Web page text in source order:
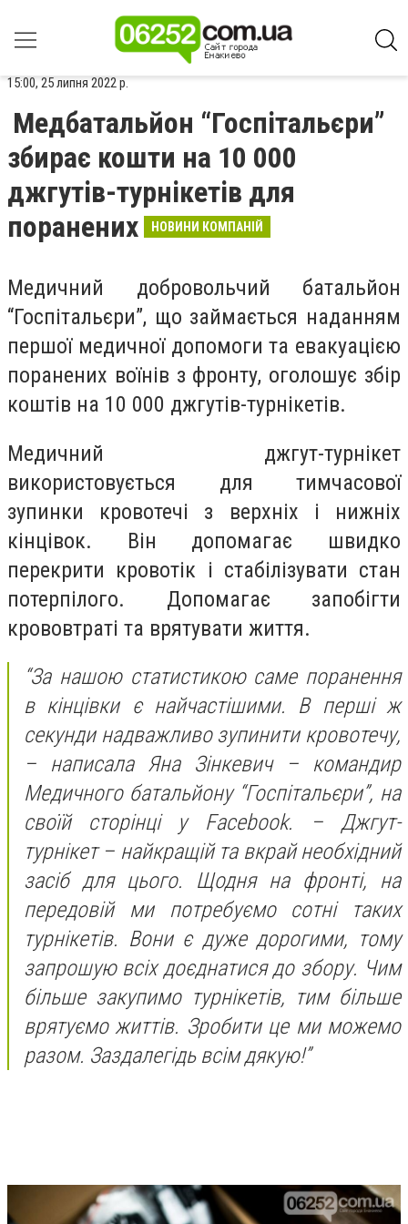
15:00, 25 липня 2022 р.
Медбатальйон “Госпітальєри”
збирає кошти на 10 000
джгутів-турнікетів для
поранених
НОВИНИ КОМПАНІЙ
Медичний добровольчий батальйон
“Госпітальєри”, що займається наданням
першої медичної допомоги та евакуацією
поранених воїнів з фронту, оголошує збір
коштів на 10 000 джгутів-турнікетів.
Медичний джгут-турнікет
використовується для тимчасової
зупинки кровотечі з верхніх і нижніх
кінцівок. Він допомагає швидко
перекрити кровотік і стабілізувати стан
потерпілого. Допомагає запобігти
крововтраті та врятувати життя.
“За нашою статистикою саме поранення
в кінцівки є найчастішими. В перші ж
секунди надважливо зупинити кровотечу,
– написала Яна Зінкевич – командир
Медичного батальйону “Госпітальєри”, на
своїй сторінці у Facebook. – Джгут-
турнікет – найкращій та вкрай необхідний
засіб для цього. Щодня на фронті, на
передовій ми потребуємо сотні таких
турнікетів. Вони є дуже дорогими, тому
запрошую всіх доєднатися до збору. Чим
більше закупимо турнікетів, тим більше
врятуємо життів. Зробити це ми можемо
разом. Заздалегідь всім дякую!”